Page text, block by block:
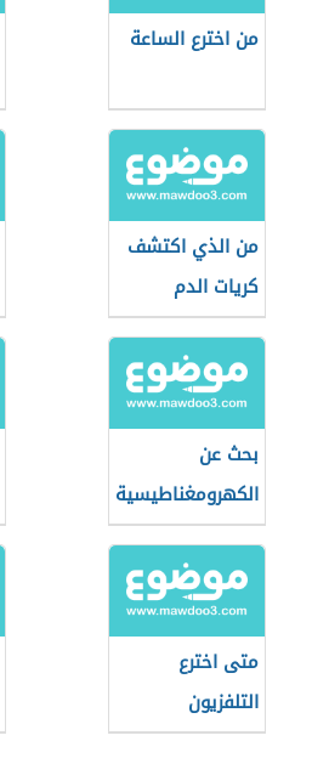
من اخترع الساعة
من الذي اكتشف
كريات الدم
البيضاء
بحث عن
الكهرومغناطيسية
متى اخترع
التلفزيون